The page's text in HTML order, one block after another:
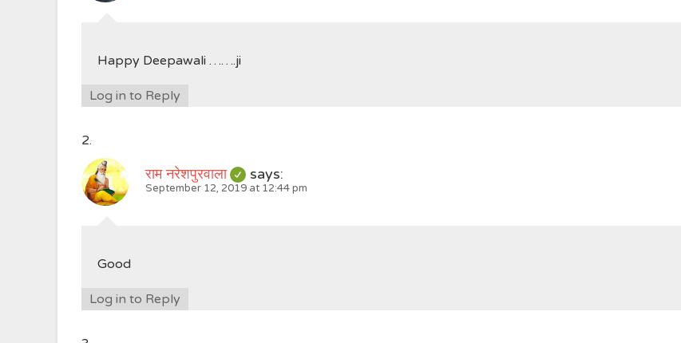
Happy Deepawali …….ji
Log in to Reply
राम नरेशपुरवाला says:
September 12, 2019 at 12:44 pm
Good
Log in to Reply